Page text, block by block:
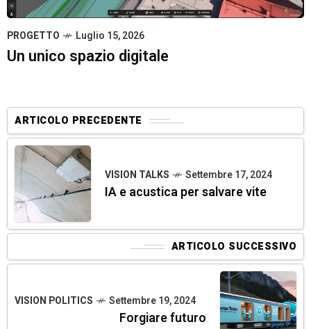
PROGETTO Luglio 15, 2026
Un unico spazio digitale
ARTICOLO PRECEDENTE
VISION TALKS Settembre 17, 2024
IA e acustica per salvare vite
ARTICOLO SUCCESSIVO
VISION POLITICS Settembre 19, 2024
Forgiare futuro